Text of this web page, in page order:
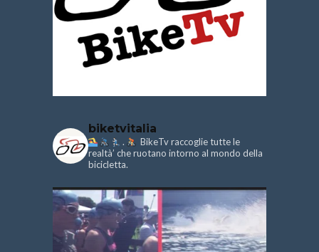
biketvitalia
.
BikeTv raccoglie tutte le
realtà’ che ruotano intorno al mondo della
bicicletta.